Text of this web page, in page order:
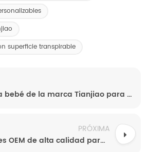
superficie transpirable
Pañales para bebé de la marca Tianjiao para una sequedad durante todo el día y una protección suave.
PRÓXIMA
Pañales desechables OEM de alta calidad para bebés con súper absorción y comodidad transpirable.